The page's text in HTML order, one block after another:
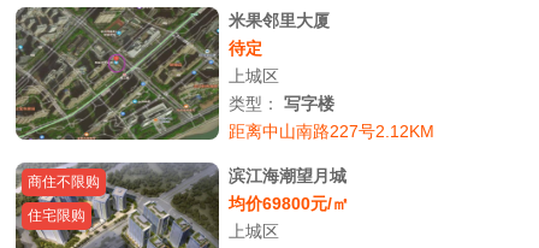
米果邻里大厦
待定
上城区
类型：写字楼
距离中山南路227号2.12KM
商住不限购
住宅限购
滨江海潮望月城
均价69800元/㎡
上城区